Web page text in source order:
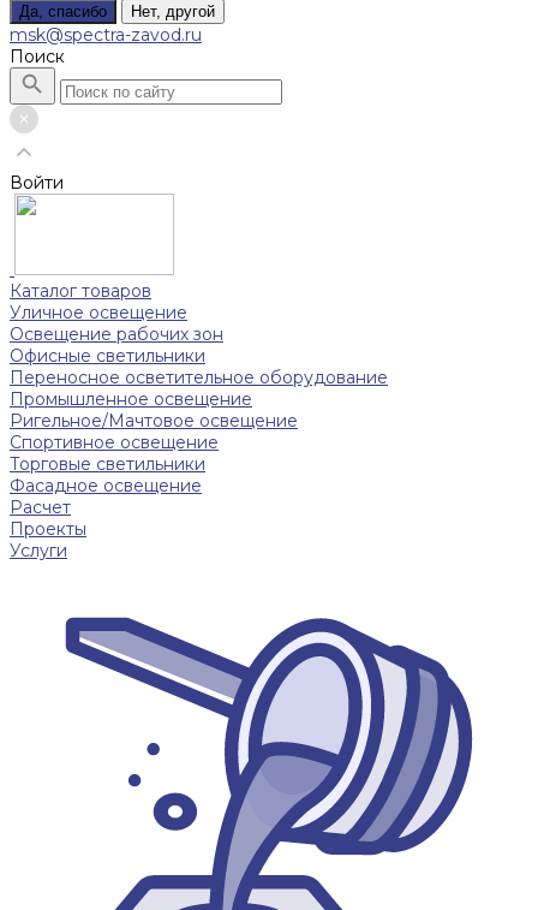
Да, спасибо Нет, другой
msk@spectra-zavod.ru
Поиск
Войти
Каталог товаров
Уличное освещение
Освещение рабочих зон
Офисные светильники
Переносное осветительное оборудование
Промышленное освещение
Ригельное/Мачтовое освещение
Спортивное освещение
Торговые светильники
Фасадное освещение
Расчет
Проекты
Услуги